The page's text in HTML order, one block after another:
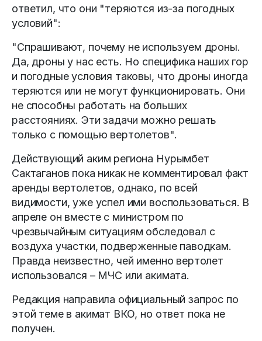
ответил, что они "теряются из-за погодных
условий":
"Спрашивают, почему не используем дроны.
Да, дроны у нас есть. Но специфика наших гор
и погодные условия таковы, что дроны иногда
теряются или не могут функционировать. Они
не способны работать на больших
расстояниях. Эти задачи можно решать
только с помощью вертолетов".
Действующий аким региона Нурымбет
Сактаганов пока никак не комментировал факт
аренды вертолетов, однако, по всей
видимости, уже успел ими воспользоваться. В
апреле он вместе с министром по
чрезвычайным ситуациям обследовал с
воздуха участки, подверженные паводкам.
Правда неизвестно, чей именно вертолет
использовался – МЧС или акимата.
Редакция направила официальный запрос по
этой теме в акимат ВКО, но ответ пока не
получен.